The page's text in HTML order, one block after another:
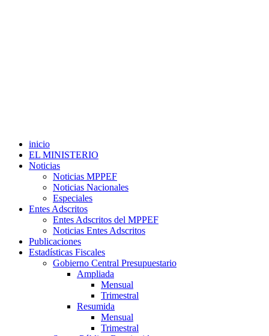
inicio
EL MINISTERIO
Noticias
Noticias MPPEF
Noticias Nacionales
Especiales
Entes Adscritos
Entes Adscritos del MPPEF
Noticias Entes Adscritos
Publicaciones
Estadísticas Fiscales
Gobierno Central Presupuestario
Ampliada
Mensual
Trimestral
Resumida
Mensual
Trimestral